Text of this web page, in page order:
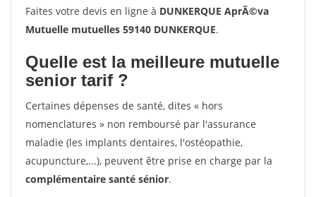
Faites votre devis en ligne à DUNKERQUE AprÃ©va
Mutuelle mutuelles 59140 DUNKERQUE.
Quelle est la meilleure mutuelle
senior tarif ?
Certaines dépenses de santé, dites « hors
nomenclatures » non remboursé par l'assurance
maladie (les implants dentaires, l'ostéopathie,
acupuncture,...), peuvent être prise en charge par la
complémentaire santé sénior.